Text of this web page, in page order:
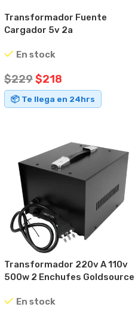
Transformador Fuente
Cargador 5v 2a
En stock
$229$218
📦 Te llega en 24hrs
Transformador 220v A 110v
500w 2 Enchufes Goldsource
En stock